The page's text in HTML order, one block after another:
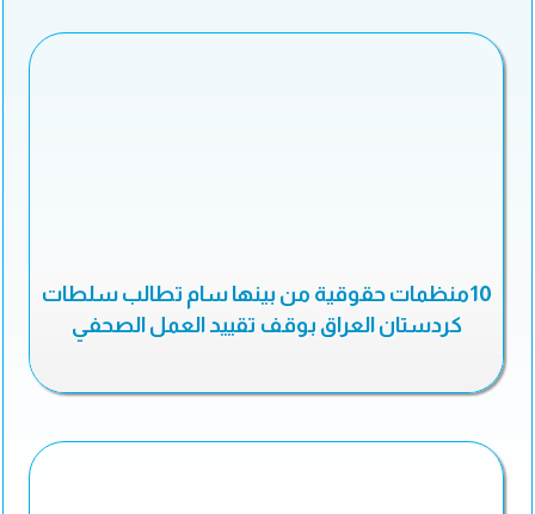
10منظمات حقوقية من بينها سام تطالب سلطات
كردستان العراق بوقف تقييد العمل الصحفي